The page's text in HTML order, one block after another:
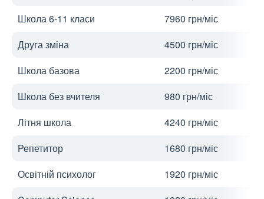
Школа 6-11 класи
7960 грн/міс
Друга зміна
4500 грн/міс
Школа базова
2200 грн/міс
Школа без вчителя
980 грн/міс
Літня школа
4240 грн/міс
Репетитор
1680 грн/міс
Освітній психолог
1920 грн/міс